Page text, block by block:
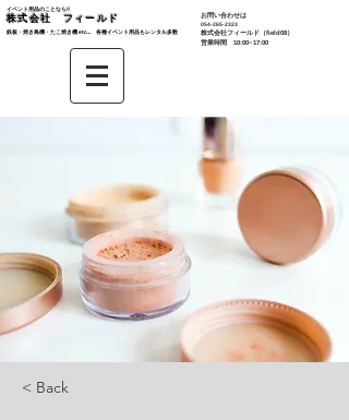
イベント用品のことなら‼︎
株式会社 フィールド
鉄板・焼き鳥機・たこ焼き機 etc... 各種イベント用品もレンタル多数​
お問い合わせは
​054-265-2323
株式会社フィールド（field08）
営業時間 10:00~17:00
< Back